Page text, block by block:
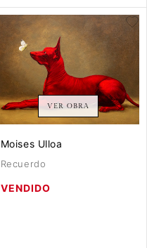
VER OBRA
Moises Ulloa
Recuerdo
VENDIDO